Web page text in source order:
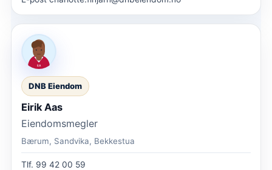
DNB Eiendom
Eirik Aas
Eiendomsmegler
Bærum, Sandvika, Bekkestua
Tlf. 99 42 00 59